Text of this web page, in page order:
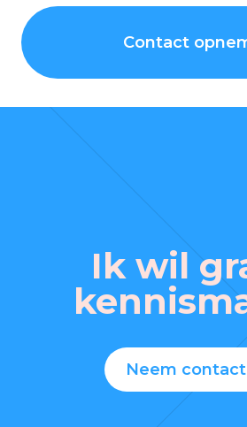
Contact
Ik wil
Neem